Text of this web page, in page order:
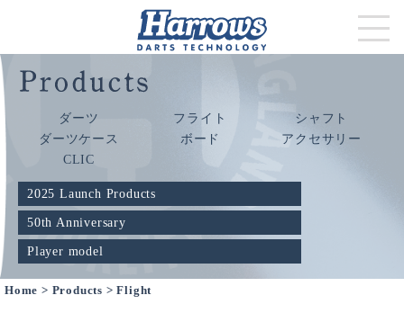
ダーツ フライト
シャフト
ダーツケース
ボード
アクセサリー
CLIC
2025 Launch Products
50th Anniversary
Player model
Home > Products > Flight